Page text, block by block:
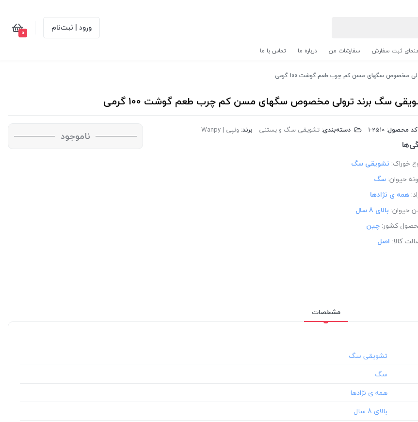
ورود | ثبت‌نام 0
ثبت سفارش سفارشات من درباره ما تماس با ما
مخصوص سگهای مسن کم چرب طعم گوشت 100 گرمی
سگ برند ترولی مخصوص سگهای مسن کم چرب طعم گوشت 100 گرمی
کد محصول: دسته‌بندی: تشویقی سگ و بستنی برند: ونپی | Wanpy
خوراک: تشویقی سگ
حیوان: سگ
همه ی نژادها
حیوان: بالای 8 سال
کشور: چین
کالا: اصل
ناموجود
مشخصات